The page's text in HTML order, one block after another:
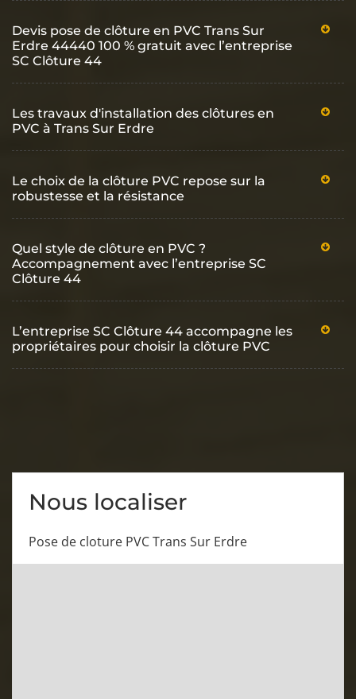
Devis pose de clôture en PVC Trans Sur
Erdre 44440 100 % gratuit avec l’entreprise
SC Clôture 44
Les travaux d'installation des clôtures en
PVC à Trans Sur Erdre
Le choix de la clôture PVC repose sur la
robustesse et la résistance
Quel style de clôture en PVC ?
Accompagnement avec l’entreprise SC
Clôture 44
L’entreprise SC Clôture 44 accompagne les
propriétaires pour choisir la clôture PVC
Nous localiser
Pose de cloture PVC Trans Sur Erdre